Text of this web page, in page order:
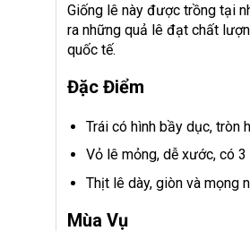
Giống lê này được trồng tại
ra những quả lê đạt chất
quốc tế.
Đặc Điểm
Trái có hình bầy dục,
Vỏ lê mỏng, dễ xước, có
Thịt lê dày, giòn và mọng
Mùa Vụ